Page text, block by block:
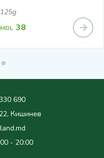
125g
MDL 38
690
Кишинев
- 20:00